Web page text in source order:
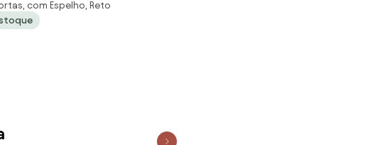
3 Gavetas Damasco
com Espelho, Reto